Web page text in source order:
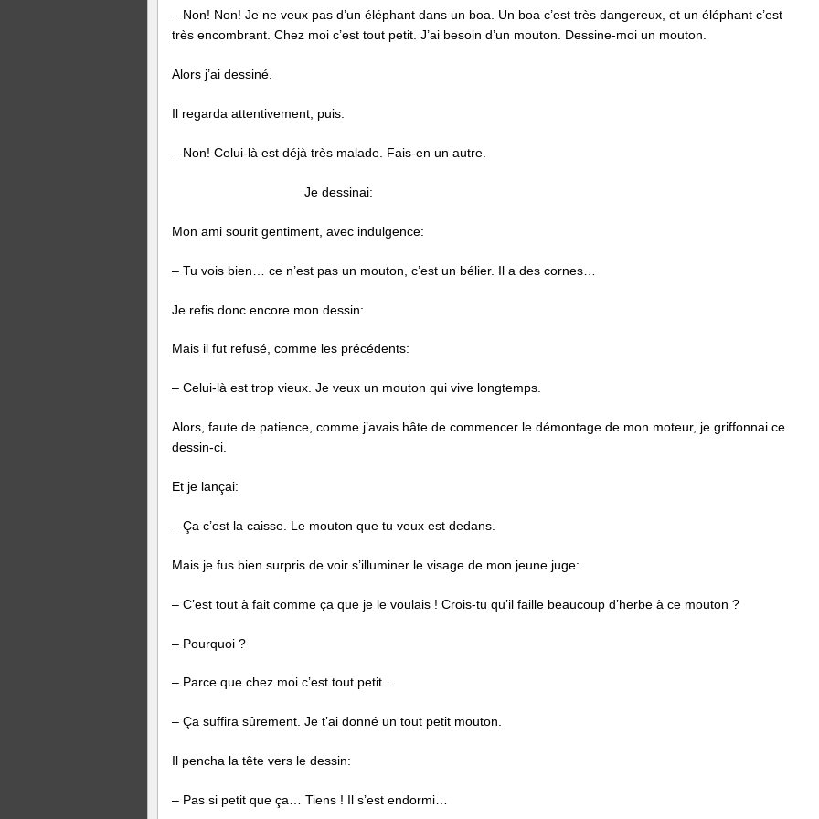
– Non! Non! Je ne veux pas d’un éléphant dans un boa. Un boa c’est très dangereux, et un éléphant c’est
très encombrant. Chez moi c’est tout petit. J’ai besoin d’un mouton. Dessine-moi un mouton.
Alors j’ai dessiné.
Il regarda attentivement, puis:
– Non! Celui-là est déjà très malade. Fais-en un autre.
Je dessinai:
Mon ami sourit gentiment, avec indulgence:
– Tu vois bien… ce n’est pas un mouton, c’est un bélier. Il a des cornes…
Je refis donc encore mon dessin:
Mais il fut refusé, comme les précédents:
– Celui-là est trop vieux. Je veux un mouton qui vive longtemps.
Alors, faute de patience, comme j’avais hâte de commencer le démontage de mon moteur, je griffonnai ce
dessin-ci.
Et je lançai:
– Ça c’est la caisse. Le mouton que tu veux est dedans.
Mais je fus bien surpris de voir s’illuminer le visage de mon jeune juge:
– C’est tout à fait comme ça que je le voulais ! Crois-tu qu’il faille beaucoup d’herbe à ce mouton ?
– Pourquoi ?
– Parce que chez moi c’est tout petit…
– Ça suffira sûrement. Je t’ai donné un tout petit mouton.
Il pencha la tête vers le dessin:
– Pas si petit que ça… Tiens ! Il s’est endormi…